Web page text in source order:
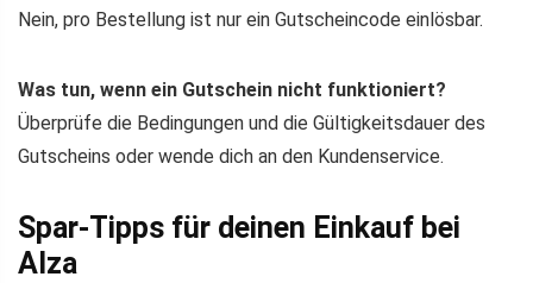
Nein, pro Bestellung ist nur ein Gutscheincode einlösbar.
Was tun, wenn ein Gutschein nicht funktioniert?
Überprüfe die Bedingungen und die Gültigkeitsdauer des
Gutscheins oder wende dich an den Kundenservice.
Spar-Tipps für deinen Einkauf bei
Alza